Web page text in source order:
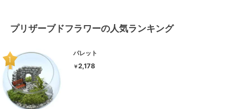
プリザーブドフラワーの人気ランキング
パレット
￥2,178